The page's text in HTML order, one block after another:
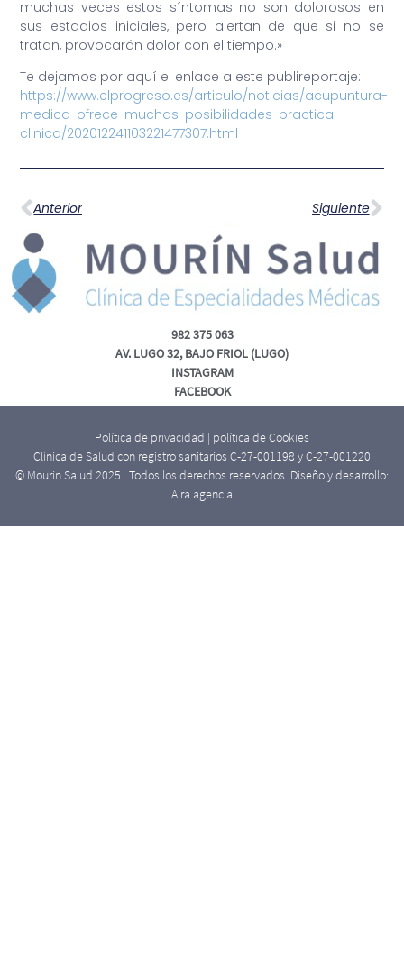
muchas veces estos síntomas no son dolorosos en
sus estadios iniciales, pero alertan de que si no se
tratan, provocarán dolor con el tiempo.»
Te dejamos por aquí el enlace a este publireportaje:
https://www.elprogreso.es/articulo/noticias/acupuntura-
medica-ofrece-muchas-posibilidades-practica-
clinica/202012241103221477307.html
Anterior Siguiente
982 375 063
AV. LUGO 32, BAJO FRIOL (LUGO)
INSTAGRAM
FACEBOOK
Política de privacidad | política de Cookies
Clínica de Salud con registro sanitarios C-27-001198 y C-27-001220
© Mourin Salud 2025. Todos los derechos reservados. Diseño y desarrollo:
Aira agencia